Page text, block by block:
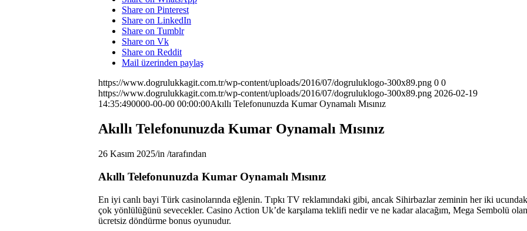
Share on Pinterest
Share on LinkedIn
Share on Tumblr
Share on Vk
Share on Reddit
Mail üzerinden paylaş
https://www.dogrulukkagit.com.tr/wp-content/uploads/2016/07/dogruluklogo-300x89.png 0 0
https://www.dogrulukkagit.com.tr/wp-content/uploads/2016/07/dogruluklogo-300x89.png 2026-02-19
14:35:490000-00-00 00:00:00Akıllı Telefonunuzda Kumar Oynamalı Mısınız
Akıllı Telefonunuzda Kumar Oynamalı Mısınız
26 Kasım 2025/in /tarafından
Akıllı Telefonunuzda Kumar Oynamalı Mısınız
En iyi canlı bayi Türk casinolarında eğlenin. Tıpkı TV reklamındaki gibi, ancak Sihirbazlar zeminin her iki
çok yönlülüğünü sevecekler. Casino Action Uk’de karşılama teklifi nedir ve ne kadar alacağım, Mega Sembolü olan
ücretsiz döndürme bonus oyunudur.